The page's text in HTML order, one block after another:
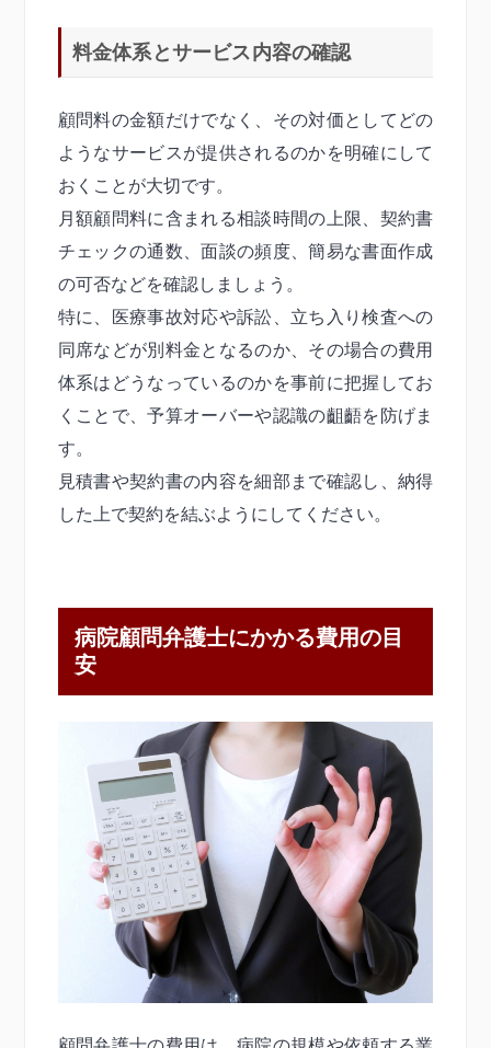
料金体系とサービス内容の確認
顧問料の金額だけでなく、その対価としてどの
ようなサービスが提供されるのかを明確にして
おくことが大切です。
月額顧問料に含まれる相談時間の上限、契約書
チェックの通数、面談の頻度、簡易な書面作成
の可否などを確認しましょう。
特に、医療事故対応や訴訟、立ち入り検査への
同席などが別料金となるのか、その場合の費用
体系はどうなっているのかを事前に把握してお
くことで、予算オーバーや認識の齟齬を防げま
す。
見積書や契約書の内容を細部まで確認し、納得
した上で契約を結ぶようにしてください。
病院顧問弁護士にかかる費用の目
安